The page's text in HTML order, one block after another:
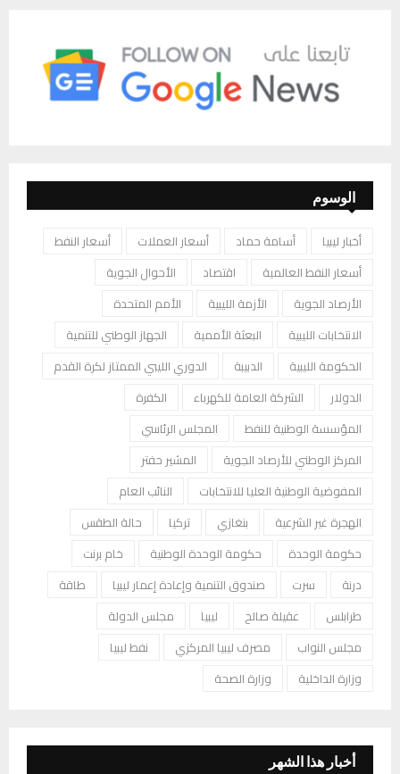
الوسوم
أخبار ليبيا أسامة حماد أسعار العملات
أسعار النفط
أسعار النفط العالمية
اقتصاد
الأحوال الجوية
الأرصاد الجوية
الأزمة الليبية
الأمم المتحدة
الانتخابات الليبية
البعثة الأممية
الجهاز الوطني للتنمية
الحكومة الليبية
الدبيبة
الدوري الليبي الممتاز لكرة القدم
الدولار
الشركة العامة للكهرباء
الكفرة
المؤسسة الوطنية للنفط
المجلس الرئاسي
المركز الوطني للأرصاد الجوية
المشير حفتر
المفوضية الوطنية العليا للانتخابات
النائب العام
الهجرة غير الشرعية
بنغازي تركيا
حالة الطقس
حكومة الوحدة
حكومة الوحدة الوطنية
خام برنت
درنة
سرت صندوق التنمية وإعادة إعمار ليبيا
طاقة
طرابلس
عقيلة صالح ليبيا
مجلس الدولة
مجلس النواب
مصرف ليبيا المركزي
نفط ليبيا
وزارة الداخلية
وزارة الصحة
أخبار هذا الشهر